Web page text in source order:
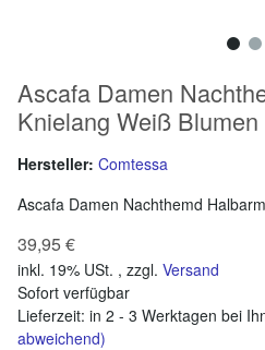
Ascafa Damen
Knielang Weiß Blumen
Hersteller: Comtessa
Ascafa Damen Nachthemd
39,95 €
inkl. 19% USt. , zzgl. Versand
Sofort verfügbar
Lieferzeit: in 2 - 3 Werktagen bei
abweichend)